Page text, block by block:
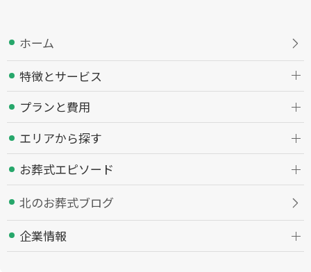
ホーム
特徴とサービス
プランと費用
エリアから探す
お葬式エピソード
北のお葬式ブログ
企業情報